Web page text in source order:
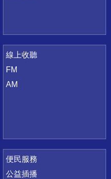
線上收聽
FM
AM
便民服務
公益插播